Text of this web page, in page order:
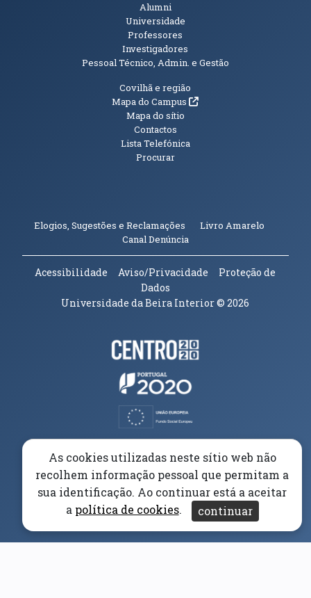
Alumni
Universidade
Professores
Investigadores
Pessoal Técnico, Admin. e Gestão
Informações Adicionais
Covilhã e região
Mapa do Campus(abre em nova janela)
Mapa do sítio
Contactos
Lista Telefónica
Procurar
Elogios, Sugestões e Reclamações Livro Amarelo
Canal Denúncia(abre em nova janela)
Acessibilidade Aviso/Privacidade
Proteção de
Dados
Universidade da Beira Interior© 2026
Parceiros e Financiadores
(abre em nova janela)
(abre em nova janela)
As cookies utilizadas neste sítio web não
recolhem informação pessoal que permitam a
sua identificação. Ao continuar está a aceitar
a política de cookies. continuar